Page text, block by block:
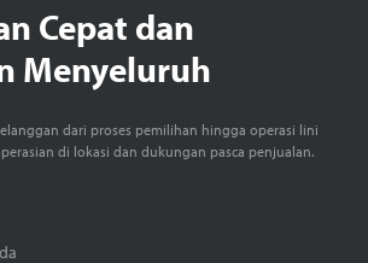
Cepat dan
Menyeluruh
dari proses pemilihan hingga operasi lini
di lokasi dan dukungan pasca penjualan.